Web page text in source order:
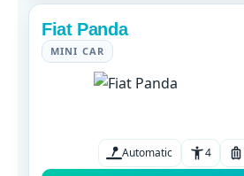
Fiat Panda
MINI CAR
Automatic 4